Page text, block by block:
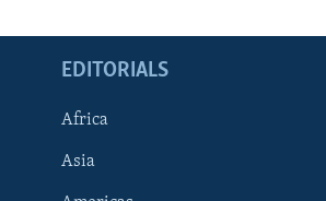
EDITORIALS
Africa
Asia